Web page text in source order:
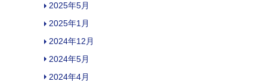
2025年5月
2025年1月
2024年12月
2024年5月
2024年4月